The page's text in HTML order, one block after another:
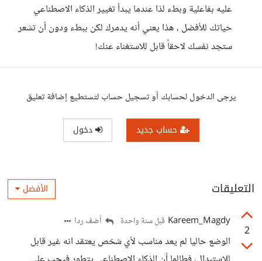
عليه بفاعلية وبطء لذا عندما يبدأ تغيير الذكاء الاصطناعي
حياتك للأفضل ، هذا يعني أنه يدمرك لكن ببطء ودون أن تشعر
ستجد نفسك لاحقاً قابل للاستغناء عنك!
يرجى الدخول لحسابك أو تسجيل حساب لتستطيع إضافة تعليق
حساب جديد دخول
التعليقات الأفضل
2
Kareem_Magdy قبل سنة واحدة أضف ردا
الوضع حاليا لم يعد مناسب لأي شخص يعتقد انه غير قابل